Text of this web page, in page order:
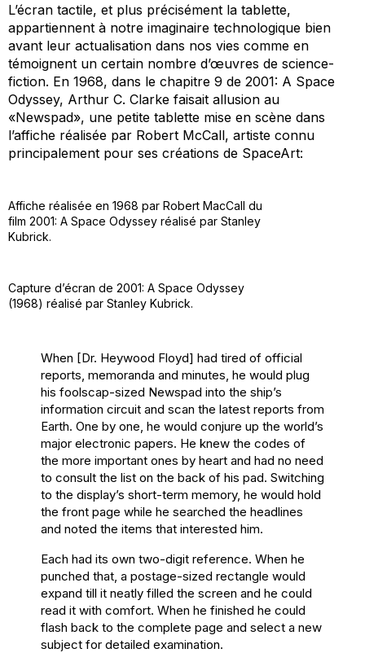
L’écran tactile, et plus précisément la tablette,
appartiennent à notre imaginaire technologique bien
avant leur actualisation dans nos vies comme en
témoignent un certain nombre d’œuvres de science-
fiction. En 1968, dans le chapitre 9 de 2001: A Space
Odyssey, Arthur C. Clarke faisait allusion au
«Newspad», une petite tablette mise en scène dans
l’affiche réalisée par Robert McCall, artiste connu
principalement pour ses créations de SpaceArt:
Affiche réalisée en 1968 par Robert MacCall du
film 2001: A Space Odyssey réalisé par Stanley
Kubrick.
Capture d’écran de 2001: A Space Odyssey
(1968) réalisé par Stanley Kubrick.
When [Dr. Heywood Floyd] had tired of official
reports, memoranda and minutes, he would plug
his foolscap-sized Newspad into the ship’s
information circuit and scan the latest reports from
Earth. One by one, he would conjure up the world’s
major electronic papers. He knew the codes of
the more important ones by heart and had no need
to consult the list on the back of his pad. Switching
to the display’s short-term memory, he would hold
the front page while he searched the headlines
and noted the items that interested him.
Each had its own two-digit reference. When he
punched that, a postage-sized rectangle would
expand till it neatly filled the screen and he could
read it with comfort. When he finished he could
flash back to the complete page and select a new
subject for detailed examination.